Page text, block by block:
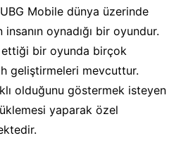
Mobile dünya üzerinde
oynadığı bir oyundur.
ettiği bir oyunda birçok
geliştirmeleri mevcuttur.
olduğunu göstermek isteyen
yaparak özel